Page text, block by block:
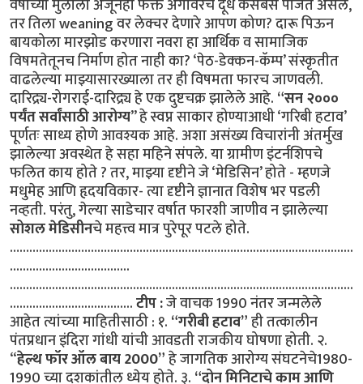
वर्षाच्या मुलाला अजूनही फक्त अंगावरच दूध कसेबसे पाजत असेल,
तर तिला weaning वर लेक्चर देणारे आपण कोण? दारू पिऊन
बायकोला मारझोड करणारा नवरा हा आर्थिक व सामाजिक
विषमतेतूनच निर्माण होत नाही का? ‘पेठ-डेक्कन-कॅम्प’ संस्कृतीत
वाढलेल्या माझ्यासारख्याला तर ही विषमता फारच जाणवली.
दारिद्र्य-रोगराई-दारिद्र्य हे एक दुष्टचक्र झालेले आहे.“सन २०००
पर्यंत सर्वांसाठी आरोग्य” हे स्वप्न साकार होण्याआधी ‘गरिबी हटाव’
पूर्णतः साध्य होणे आवश्यक आहे. अशा असंख्य विचारांनी अंतर्मुख
झालेल्या अवस्थेत हे सहा महिने संपले. या ग्रामीण इंटर्नशिपचे
फलित काय होते ? तर, माझ्या दृष्टीने जे ‘मेडिसिन’ होते - म्हणजे
मधुमेह आणि हृदयविकार- त्या दृष्टीने ज्ञानात विशेष भर पडली
नव्हती. परंतु, गेल्या साडेचार वर्षात फारशी जाणीव न झालेल्या
सोशल मेडिसीनचे महत्त्व मात्र पुरेपूर पटले होते.
……………………………………………………………………………………..........
.....................................
..........................................................................................................
......................................टीप :जे वाचक 1990 नंतर जन्मलेले
आहेत त्यांच्या माहितीसाठी : १.“गरीबी हटाव”ही तत्कालीन
पंतप्रधान इंदिरा गांधी यांची आवडती राजकीय घोषणा होती. २.
“हेल्थ फॉर ऑल बाय 2000”हे जागतिक आरोग्य संघटनेचे1980-
1990 च्या दशकांतील ध्येय होते. ३.“दोन मिनिटाचे काम आणि